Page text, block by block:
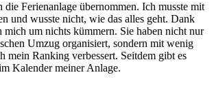
die Ferienanlage übernommen. Ich musste mit
und wusste nicht, wie das alles geht. Dank
mich um nichts kümmern. Sie haben nicht nur
Umzug organisiert, sondern mit wenig
mein Ranking verbessert. Seitdem gibt es
Kalender meiner Anlage.